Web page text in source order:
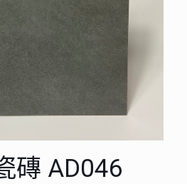
磚 AD046